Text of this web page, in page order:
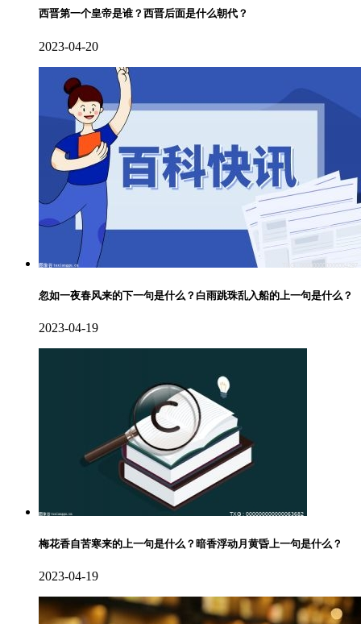
西晋第一个皇帝是谁？西晋后面是什么朝代？
2023-04-20
忽如一夜春风来的下一句是什么？白雨跳珠乱入船的上一句是什么？
2023-04-19
梅花香自苦寒来的上一句是什么？暗香浮动月黄昏上一句是什么？
2023-04-19